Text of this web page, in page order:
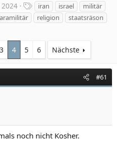
S
c
h
g
w
o
iran israel
militär
religion
staatsräson
3 4 5 6 Nächste
#61
noch nicht Kosher.